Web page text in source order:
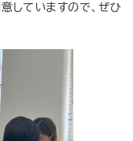
していますので、ぜひ